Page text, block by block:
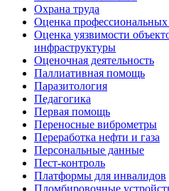
Охрана труда
Оценка профессиональных
Оценка уязвимости
инфраструктуры
Оценочная деятельность
Паллиативная помощь
Паразитология
Педагогика
Первая помощь
Переносные виброметры
Переработка нефти и газа
Персональные данные
Пест-контроль
Платформы для инвалидов
Пломбировочные